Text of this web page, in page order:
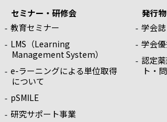
セミナー・研修会
教育セミナー
LMS（Learning
Management System）
e-ラーニングによる単位取得
について
pSMILE
研究サポート事業
発行物
学会誌
学会
認定
ト・